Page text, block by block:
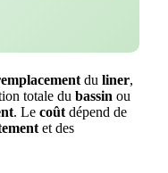
du liner,
totale du bassin ou
. Le coût dépend de
et des